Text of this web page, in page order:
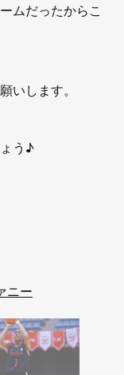
ムだったからこ
いします。
う♪
ニー